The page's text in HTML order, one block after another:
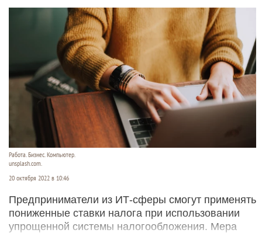
Работа. Бизнес. Компьютер.
unsplash.com.
20 октября 2022 в 10:46
Предприниматели из ИТ-сферы смогут применять
пониженные ставки налога при использовании
упрощенной системы налогообложения. Мера